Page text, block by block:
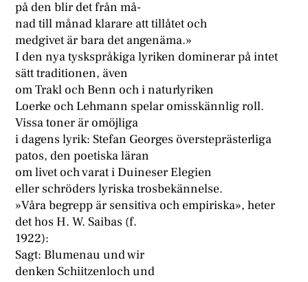
på den blir det från må-
nad till månad klarare att tillåtet och
medgivet är bara det angenäma.»
I den nya tyskspråkiga lyriken dominerar på intet
sätt traditionen, även
om Trakl och Benn och i naturlyriken
Loerke och Lehmann spelar omisskännlig roll.
Vissa toner är omöjliga
i dagens lyrik: Stefan Georges översteprästerliga
patos, den poetiska läran
om livet och varat i Duineser Elegien
eller schröders lyriska trosbekännelse.
»Våra begrepp är sensitiva och empiriska», heter
det hos H. W. Saibas (f.
1922):
Sagt: Blumenau und wir
denken Schiitzenloch und